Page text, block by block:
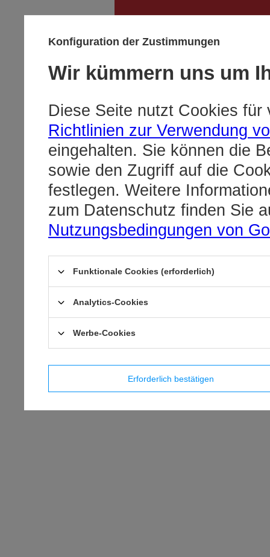
Konfiguration der Zustimmungen
Wir kümmern uns um
Diese Seite nutzt Cookies
Richtlinien zur Verwendung
eingehalten. Sie können die
sowie den Zugriff auf die
festlegen. Weitere
zum Datenschutz finden Sie
Nutzungsbedingungen von
Funktionale Cookies (erforderlich)
Analytics-Cookies
Werbe-Cookies
Erforderlich bestätigen